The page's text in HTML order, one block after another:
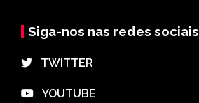
Siga-nos nas redes sociais
⠀TWITTER
⠀YOUTUBE